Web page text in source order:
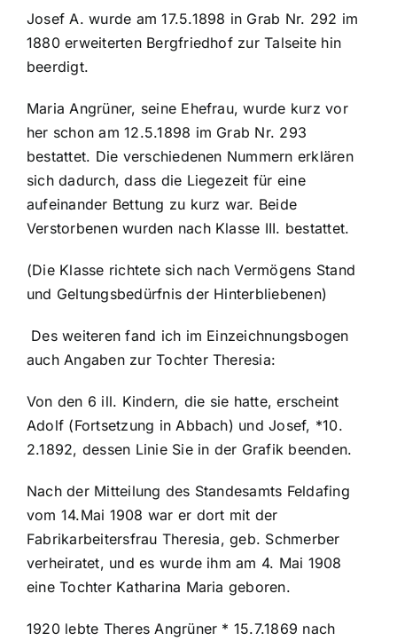
Josef A. wurde am 17.5.1898 in Grab Nr. 292 im
1880 erweiterten Bergfriedhof zur Talseite hin
beerdigt.
Maria Angrüner, seine Ehefrau, wurde kurz vor
her schon am 12.5.1898 im Grab Nr. 293
bestattet. Die verschiedenen Nummern erklären
sich dadurch, dass die Liegezeit für eine
aufeinander Bettung zu kurz war. Beide
Verstorbenen wurden nach Klasse III. bestattet.
(Die Klasse richtete sich nach Vermögens Stand
und Geltungsbedürfnis der Hinterbliebenen)
Des weiteren fand ich im Einzeichnungsbogen
auch Angaben zur Tochter Theresia:
Von den 6 ill. Kindern, die sie hatte, erscheint
Adolf (Fortsetzung in Abbach) und Josef, *10.
2.1892, dessen Linie Sie in der Grafik beenden.
Nach der Mitteilung des Standesamts Feldafing
vom 14.Mai 1908 war er dort mit der
Fabrikarbeitersfrau Theresia, geb. Schmerber
verheiratet, und es wurde ihm am 4. Mai 1908
eine Tochter Katharina Maria geboren.
1920 lebte Theres Angrüner * 15.7.1869 nach